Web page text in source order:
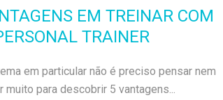
EM TREINAR COM
TRAINER
em particular não é preciso pensar nem
muito para descobrir 5 vantagens...